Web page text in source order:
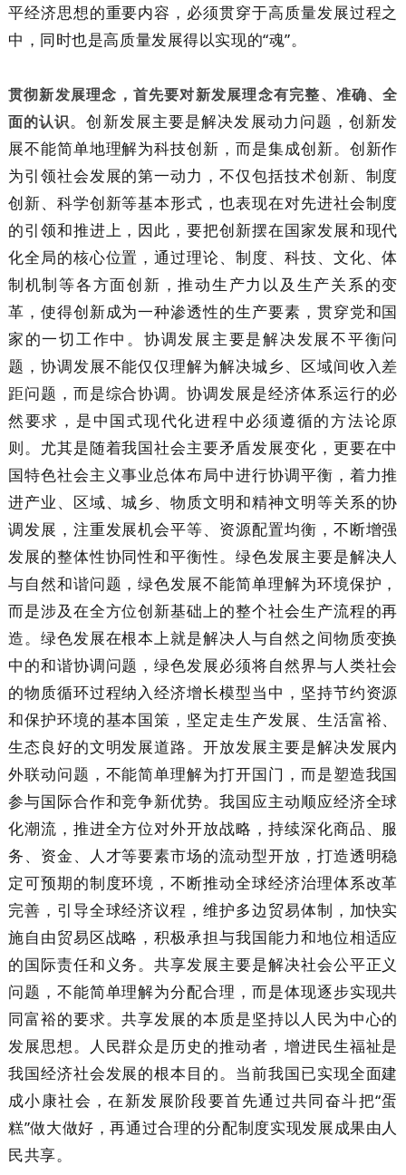
平经济思想的重要内容，必须贯穿于高质量发展过程之
中，同时也是高质量发展得以实现的“魂”。
贯彻新发展理念，首先要对新发展理念有完整、准确、全
面的认识。创新发展主要是解决发展动力问题，创新发
展不能简单地理解为科技创新，而是集成创新。创新作
为引领社会发展的第一动力，不仅包括技术创新、制度
创新、科学创新等基本形式，也表现在对先进社会制度
的引领和推进上，因此，要把创新摆在国家发展和现代
化全局的核心位置，通过理论、制度、科技、文化、体
制机制等各方面创新，推动生产力以及生产关系的变
革，使得创新成为一种渗透性的生产要素，贯穿党和国
家的一切工作中。协调发展主要是解决发展不平衡问
题，协调发展不能仅仅理解为解决城乡、区域间收入差
距问题，而是综合协调。协调发展是经济体系运行的必
然要求，是中国式现代化进程中必须遵循的方法论原
则。尤其是随着我国社会主要矛盾发展变化，更要在中
国特色社会主义事业总体布局中进行协调平衡，着力推
进产业、区域、城乡、物质文明和精神文明等关系的协
调发展，注重发展机会平等、资源配置均衡，不断增强
发展的整体性协同性和平衡性。绿色发展主要是解决人
与自然和谐问题，绿色发展不能简单理解为环境保护，
而是涉及在全方位创新基础上的整个社会生产流程的再
造。绿色发展在根本上就是解决人与自然之间物质变换
中的和谐协调问题，绿色发展必须将自然界与人类社会
的物质循环过程纳入经济增长模型当中，坚持节约资源
和保护环境的基本国策，坚定走生产发展、生活富裕、
生态良好的文明发展道路。开放发展主要是解决发展内
外联动问题，不能简单理解为打开国门，而是塑造我国
参与国际合作和竞争新优势。我国应主动顺应经济全球
化潮流，推进全方位对外开放战略，持续深化商品、服
务、资金、人才等要素市场的流动型开放，打造透明稳
定可预期的制度环境，不断推动全球经济治理体系改革
完善，引导全球经济议程，维护多边贸易体制，加快实
施自由贸易区战略，积极承担与我国能力和地位相适应
的国际责任和义务。共享发展主要是解决社会公平正义
问题，不能简单理解为分配合理，而是体现逐步实现共
同富裕的要求。共享发展的本质是坚持以人民为中心的
发展思想。人民群众是历史的推动者，增进民生福祉是
我国经济社会发展的根本目的。当前我国已实现全面建
成小康社会，在新发展阶段要首先通过共同奋斗把“蛋
糕”做大做好，再通过合理的分配制度实现发展成果由人
民共享。